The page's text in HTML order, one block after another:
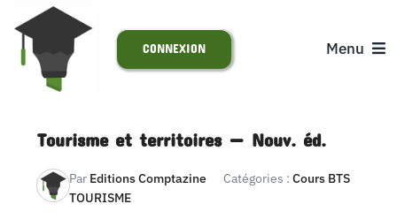
Passer
contenu
Menu
S’INSCRIRE
CONNEXION
Tourisme et territoires — Nouv. éd.
Par Editions Comptazine Catégories : Cours BTS
TOURISME